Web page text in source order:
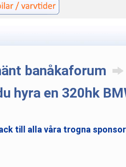
banåkaforum
hyra en 320hk
till alla våra trogna